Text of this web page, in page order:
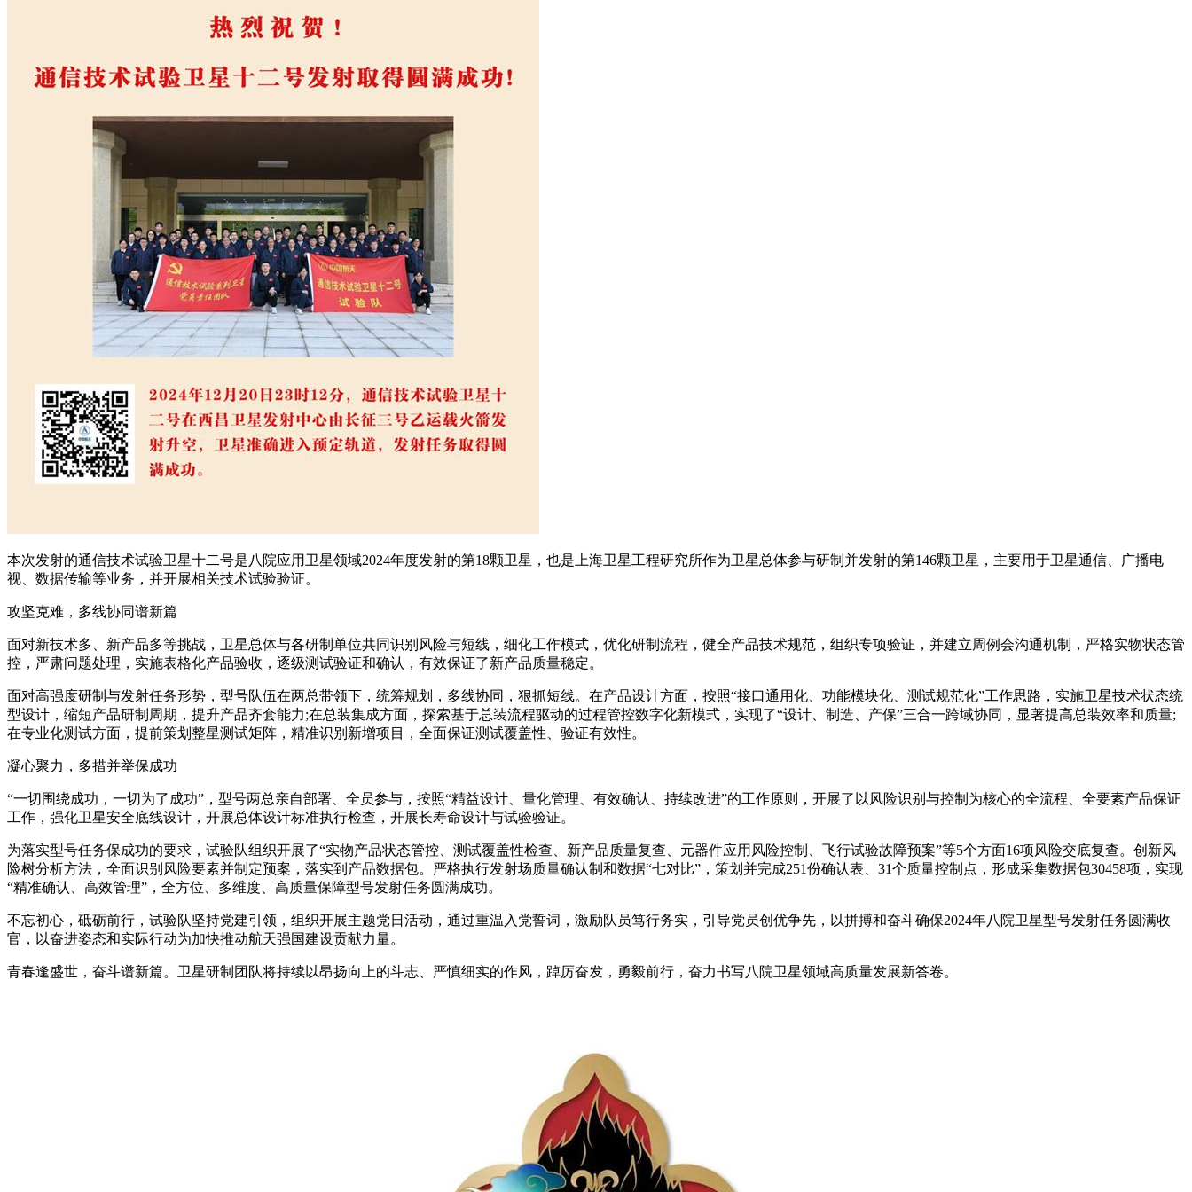
本次发射的通信技术试验卫星十二号是八院应用卫星领域2024年度发射的第18颗卫星，也是上海卫星工程研究所作为卫星总体参与研制并发射的第146颗卫星，主要用于卫星通信、广播电
视、数据传输等业务，并开展相关技术试验验证。
攻坚克难，多线协同谱新篇
面对新技术多、新产品多等挑战，卫星总体与各研制单位共同识别风险与短线，细化工作模式，优化研制流程，健全产品技术规范，组织专项验证，并建立周例会沟通机制，严格实物状态管
控，严肃问题处理，实施表格化产品验收，逐级测试验证和确认，有效保证了新产品质量稳定。
面对高强度研制与发射任务形势，型号队伍在两总带领下，统筹规划，多线协同，狠抓短线。在产品设计方面，按照“接口通用化、功能模块化、测试规范化”工作思路，实施卫星技术状态统
型设计，缩短产品研制周期，提升产品齐套能力;在总装集成方面，探索基于总装流程驱动的过程管控数字化新模式，实现了“设计、制造、产保”三合一跨域协同，显著提高总装效率和质量;
在专业化测试方面，提前策划整星测试矩阵，精准识别新增项目，全面保证测试覆盖性、验证有效性。
凝心聚力，多措并举保成功
“一切围绕成功，一切为了成功”，型号两总亲自部署、全员参与，按照“精益设计、量化管理、有效确认、持续改进”的工作原则，开展了以风险识别与控制为核心的全流程、全要素产品保证
工作，强化卫星安全底线设计，开展总体设计标准执行检查，开展长寿命设计与试验验证。
为落实型号任务保成功的要求，试验队组织开展了“实物产品状态管控、测试覆盖性检查、新产品质量复查、元器件应用风险控制、飞行试验故障预案”等5个方面16项风险交底复查。创新风
险树分析方法，全面识别风险要素并制定预案，落实到产品数据包。严格执行发射场质量确认制和数据“七对比”，策划并完成251份确认表、31个质量控制点，形成采集数据包30458项，实现
“精准确认、高效管理”，全方位、多维度、高质量保障型号发射任务圆满成功。
不忘初心，砥砺前行，试验队坚持党建引领，组织开展主题党日活动，通过重温入党誓词，激励队员笃行务实，引导党员创优争先，以拼搏和奋斗确保2024年八院卫星型号发射任务圆满收
官，以奋进姿态和实际行动为加快推动航天强国建设贡献力量。
青春逢盛世，奋斗谱新篇。卫星研制团队将持续以昂扬向上的斗志、严慎细实的作风，踔厉奋发，勇毅前行，奋力书写八院卫星领域高质量发展新答卷。